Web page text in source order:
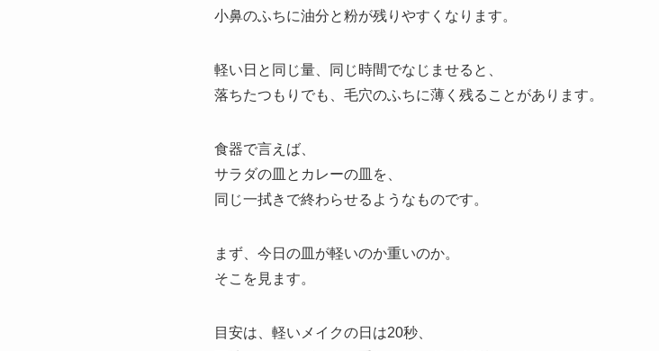
小鼻のふちに油分と粉が残りやすくなります。
軽い日と同じ量、同じ時間でなじませると、
落ちたつもりでも、毛穴のふちに薄く残ることがあります。
食器で言えば、
サラダの皿とカレーの皿を、
同じ一拭きで終わらせるようなものです。
まず、今日の皿が軽いのか重いのか。
そこを見ます。
目安は、軽いメイクの日は20秒、